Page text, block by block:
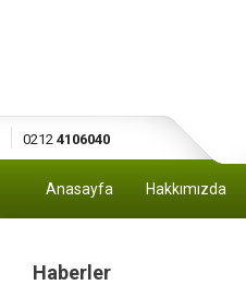
0212 4106040
Anasayfa Hakkımızda
Haberler